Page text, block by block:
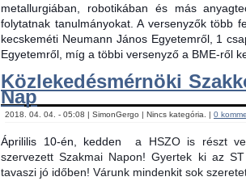
metallurgiában, robotikában és más
folytatnak tanulmányokat. A versenyzők több
kecskeméti Neumann János Egyetemről, 1
Egyetemről, míg a többi versenyző a BME-ről
Közlekedésmérnöki
Nap
2018. 04. 04. - 05:08 | SimonGergo | Nincs kategória. | 0
Áprililis 10-én, kedden
a HSZO is részt
szervezett Szakmai Napon! Gyertek ki az
tavaszi jó időben! Várunk mindenkit sok